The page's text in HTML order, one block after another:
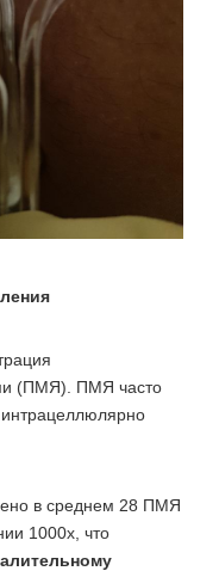
(ПМЯ). ПМЯ часто
в среднем 28 ПМЯ
1000х, что